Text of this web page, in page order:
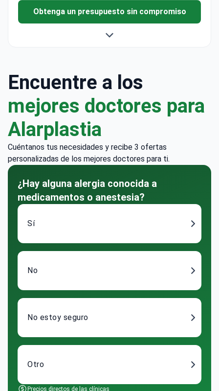
Obtenga un presupuesto sin compromiso
Encuentre a los
mejores doctores para
Alarplastia
Cuéntanos tus necesidades y recibe 3 ofertas
personalizadas de los mejores doctores para ti.
¿Hay alguna alergia conocida a
medicamentos o anestesia?
Sí
No
No estoy seguro
Otro
Precios directos de las clínicas